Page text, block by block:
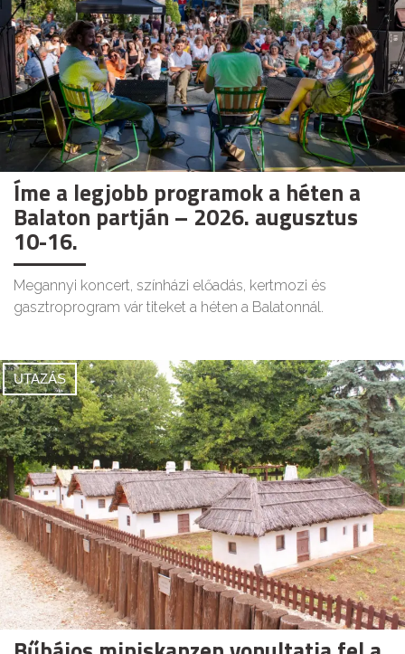
Íme a legjobb programok a héten a
Balaton partján – 2026. augusztus
10-16.
Megannyi koncert, színházi előadás, kertmozi és
gasztroprogram vár titeket a héten a Balatonnál.
UTAZÁS